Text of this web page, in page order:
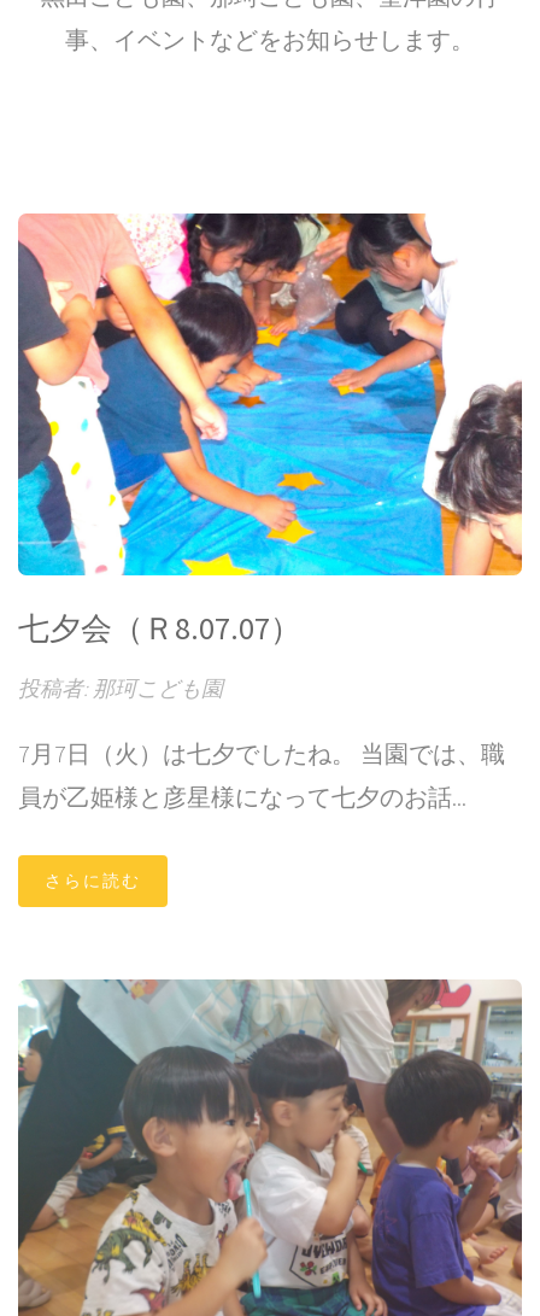
事、イベントなどをお知らせします。
七夕会（Ｒ8.07.07）
投稿者: 那珂こども園
7月7日（火）は七夕でしたね。 当園では、職
員が乙姫様と彦星様になって七夕のお話...
さらに読む